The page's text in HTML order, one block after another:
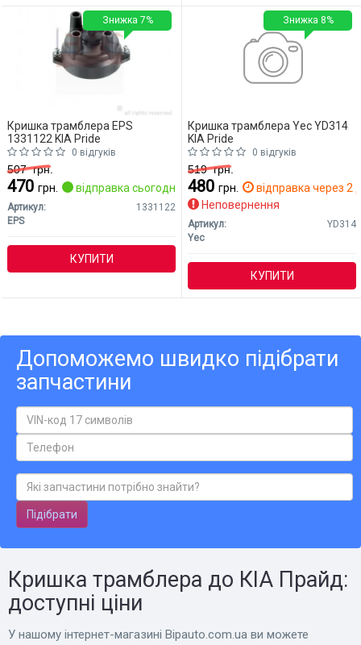
Кришка трамблера EPS
1331122 KIA Pride
0 відгуків
507грн.
470 грн. відправка сьогодні
Артикул:
1331122
EPS
КУПИТИ
Знижка 7%
Кришка трамблера Yec YD314
KIA Pride
0 відгуків
519грн.
480 грн.
відправка через 2
Неповернення
Артикул:
YD314
Yec
КУПИТИ
Знижка 8%
Допоможемо швидко підібрати
запчастини
Підібрати
Кришка трамблера до КІА Прайд:
доступні ціни
У нашому інтернет-магазині Bіpauto.com.ua ви можете